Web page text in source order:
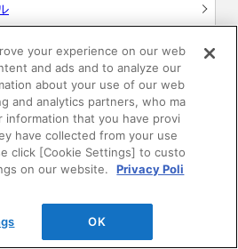
アスマート〉
分析サービス
your experience on our web
and ads and to analyze our
about your use of our web
and analytics partners, who ma
that you have provi
have collected from your use
click [Cookie Settings] to custo
on our website.
Privacy Poli
OK